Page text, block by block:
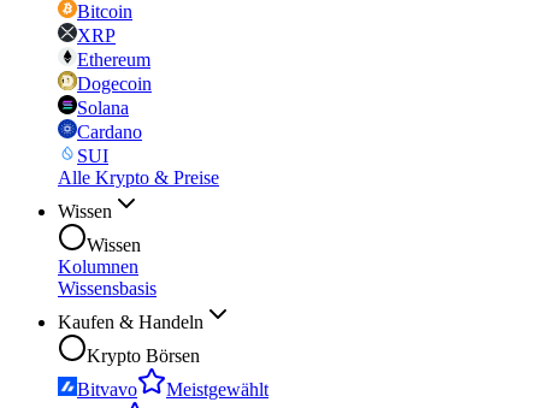
Bitcoin
XRP
Ethereum
Dogecoin
Solana
Cardano
SUI
Alle Krypto & Preise
Wissen
Wissen
Kolumnen
Wissensbasis
Kaufen & Handeln
Krypto Börsen
Bitvavo
Meistgewählt